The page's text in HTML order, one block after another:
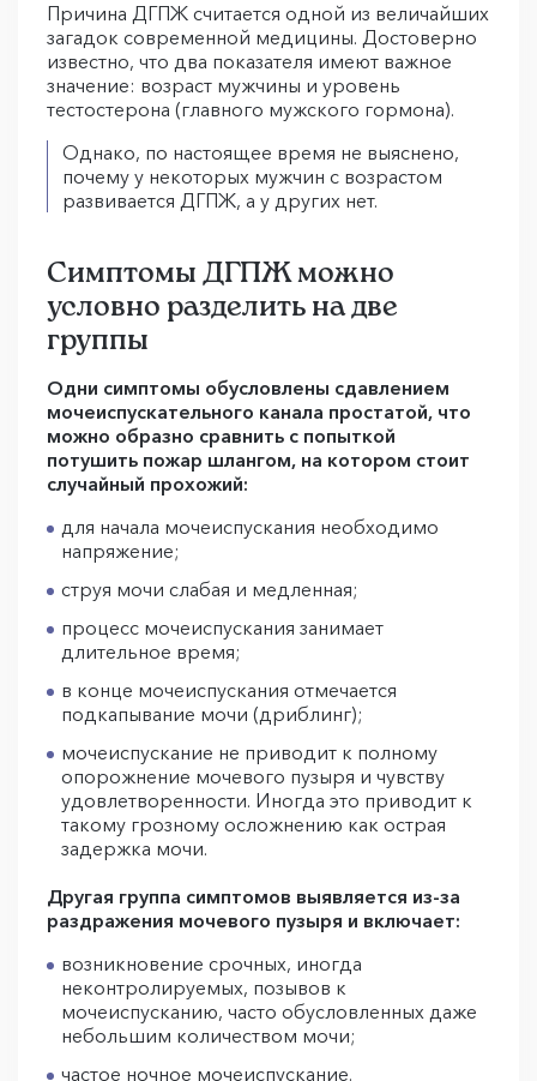
Причина ДГПЖ считается одной из величайших
загадок современной медицины. Достоверно
известно, что два показателя имеют важное
значение: возраст мужчины и уровень
тестостерона (главного мужского гормона).
Однако, по настоящее время не выяснено,
почему у некоторых мужчин с возрастом
развивается ДГПЖ, а у других нет.
Симптомы ДГПЖ можно
условно разделить на две
группы
Одни симптомы обусловлены сдавлением
мочеиспускательного канала простатой, что
можно образно сравнить с попыткой
потушить пожар шлангом, на котором стоит
случайный прохожий:
для начала мочеиспускания необходимо
напряжение;
струя мочи слабая и медленная;
процесс мочеиспускания занимает
длительное время;
в конце мочеиспускания отмечается
подкапывание мочи (дриблинг);
мочеиспускание не приводит к полному
опорожнение мочевого пузыря и чувству
удовлетворенности. Иногда это приводит к
такому грозному осложнению как острая
задержка мочи.
Другая группа симптомов выявляется из-за
раздражения мочевого пузыря и включает:
возникновение срочных, иногда
неконтролируемых, позывов к
мочеиспусканию, часто обусловленных даже
небольшим количеством мочи;
частое ночное мочеиспускание.